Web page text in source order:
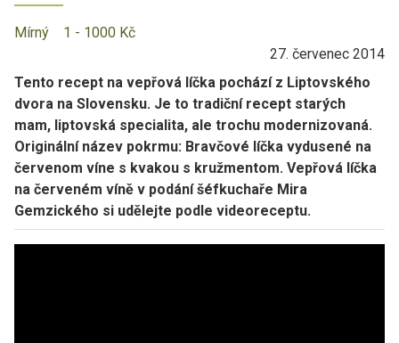
Mírný
1 - 1000 Kč
27. červenec 2014
Tento recept na vepřová líčka pochází z Liptovského
dvora na Slovensku. Je to tradiční recept starých
mam, liptovská specialita, ale trochu modernizovaná.
Originální název pokrmu: Bravčové líčka vydusené na
červenom víne s kvakou s kružmentom. Vepřová líčka
na červeném víně v podání šéfkuchaře Mira
Gemzického si udělejte podle videoreceptu.